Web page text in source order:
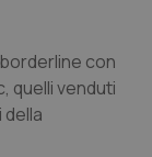
con
quelli venduti